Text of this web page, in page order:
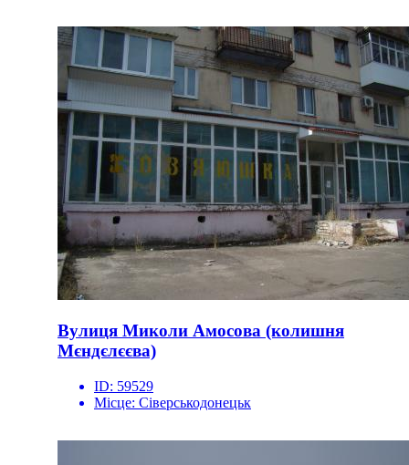
Вулиця Миколи Амосова (колишня
Мєндєлєєва)
ID: 59529
Місце: Сіверськодонецьк